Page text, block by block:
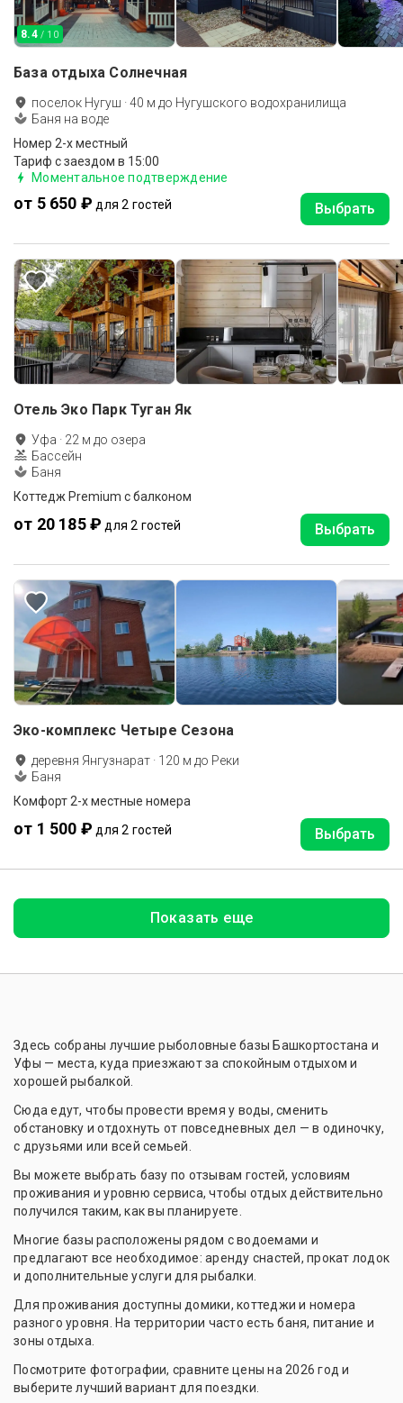
8.4 / 10
База отдыха Солнечная
поселок Нугуш ·40 м до Нугушского водохранилища
Баня на воде
Номер 2-х местный
Тариф с заездом в 15:00
Моментальное подтверждение
от 5 650 ₽ для 2 гостей Выбрать
Отель Эко Парк Туган Як
Уфа · 22 м до озера
Бассейн
Баня
Коттедж Premium с балконом
от 20 185 ₽ для 2 гостей Выбрать
Эко-комплекс Четыре Сезона
деревня Янгузнарат · 120 м до Реки
Баня
Комфорт 2-х местные номера
от 1 500 ₽ для 2 гостей Выбрать
Показать еще
Здесь собраны лучшие рыболовные базы Башкортостана и
Уфы — места, куда приезжают за спокойным отдыхом и
хорошей рыбалкой.
Сюда едут, чтобы провести время у воды, сменить
обстановку и отдохнуть от повседневных дел — в одиночку,
с друзьями или всей семьей.
Вы можете выбрать базу по отзывам гостей, условиям
проживания и уровню сервиса, чтобы отдых действительно
получился таким, как вы планируете.
Многие базы расположены рядом с водоемами и
предлагают все необходимое: аренду снастей, прокат лодок
и дополнительные услуги для рыбалки.
Для проживания доступны домики, коттеджи и номера
разного уровня. На территории часто есть баня, питание и
зоны отдыха.
Посмотрите фотографии, сравните цены на 2026 год и
выберите лучший вариант для поездки.